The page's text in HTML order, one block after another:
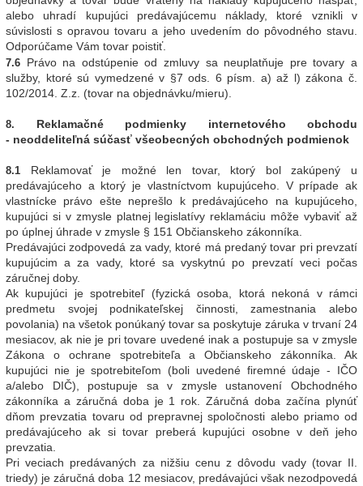
alebo uhradí kupujúci predávajúcemu náklady, ktoré vznikli v
súvislosti s opravou tovaru a jeho uvedením do pôvodného stavu.
Odporúčame Vám tovar poistiť.
7.6 Právo na odstúpenie od zmluvy sa neuplatňuje pre tovary a
služby, ktoré sú vymedzené v §7 ods. 6 písm. a) až l) zákona č.
102/2014. Z.z. (tovar na objednávku/mieru).
8. Reklamačné podmienky internetového obchodu
- neoddeliteľná súčasť všeobecných obchodných podmienok
8.1
Reklamovať je možné len tovar, ktorý bol zakúpený u
predávajúceho a ktorý je vlastníctvom kupujúceho. V prípade ak
vlastnícke právo ešte neprešlo k predávajúceho na kupujúceho,
kupujúci si v zmysle platnej legislatívy reklamáciu môže vybaviť až
po úplnej úhrade v zmysle § 151 Občianskeho zákonníka.
Predávajúci zodpovedá za vady, ktoré má predaný tovar pri prevzatí
kupujúcim a za vady, ktoré sa vyskytnú po prevzatí veci počas
záručnej doby.
Ak kupujúci je spotrebiteľ (fyzická osoba, ktorá nekoná v rámci
predmetu svojej podnikateľskej činnosti, zamestnania alebo
povolania) na všetok ponúkaný tovar sa poskytuje záruka v trvaní 24
mesiacov, ak nie je pri tovare uvedené inak a postupuje sa v zmysle
Zákona o ochrane spotrebiteľa a Občianskeho zákonníka. Ak
kupujúci nie je spotrebiteľom (boli uvedené firemné údaje - IČO
a/alebo DIČ), postupuje sa v zmysle ustanovení Obchodného
zákonníka a záručná doba je 1 rok. Záručná doba začína plynúť
dňom prevzatia tovaru od prepravnej spoločnosti alebo priamo od
predávajúceho ak si tovar preberá kupujúci osobne v deň jeho
prevzatia.
Pri veciach predávaných za nižšiu cenu z dôvodu vady (tovar II.
triedy) je záručná doba 12 mesiacov, predávajúci však nezodpovedá